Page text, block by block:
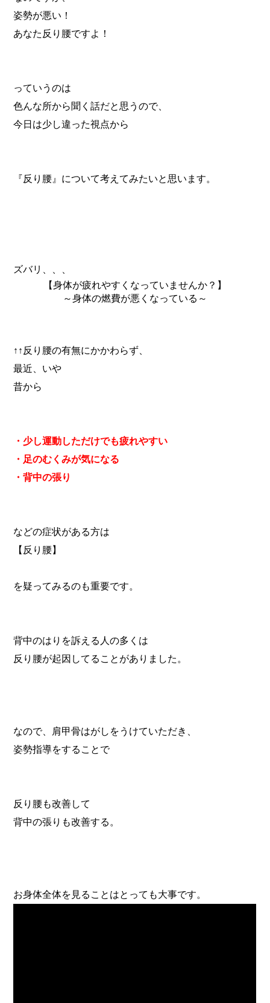
姿勢が悪い！
あなた反り腰ですよ！
っていうのは
色んな所から聞く話だと思うので、
今日は少し違った視点から
『反り腰』について考えてみたいと思います。
ズバリ、、、
【身体が疲れやすくなっていませんか？】
～身体の燃費が悪くなっている～
↑↑反り腰の有無にかかわらず、
最近、いや
昔から
・少し運動しただけでも疲れやすい
・足のむくみが気になる
・背中の張り
などの症状がある方は
【反り腰】
を疑ってみるのも重要です。
背中のはりを訴える人の多くは
反り腰が起因してることがありました。
なので、肩甲骨はがしをうけていただき、
姿勢指導をすることで
反り腰も改善して
背中の張りも改善する。
お身体全体を見ることはとっても大事です。